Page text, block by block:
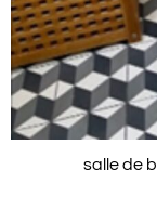
salle de